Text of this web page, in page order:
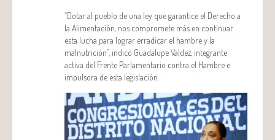
“Dotar al pueblo de una ley que garantice el Derecho a
la Alimentación, nos compromete más en continuar
esta lucha para lograr erradicar el hambre y la
malnutrición”, indicó Guadalupe Valdez, integrante
activa del Frente Parlamentario contra el Hambre e
impulsora de esta legislación.